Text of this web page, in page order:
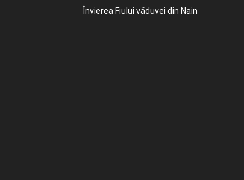
Învierea Fiului văduvei din Nain